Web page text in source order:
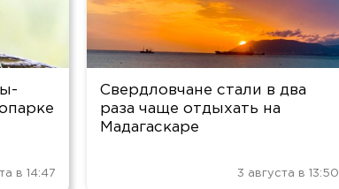
в 14:47
Свердловчане стали в два
раза чаще отдыхать на
Мадагаскаре
3 августа в 13:50